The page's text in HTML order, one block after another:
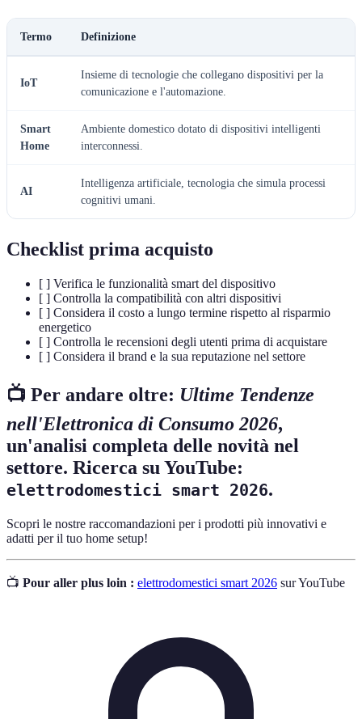
Termo Definizione
IoT
Insieme di tecnologie che collegano dispositivi per la
comunicazione e l'automazione.
Smart
Home
Ambiente domestico dotato di dispositivi intelligenti
interconnessi.
AI
Intelligenza artificiale, tecnologia che simula processi
cognitivi umani.
Checklist prima acquisto
[ ] Verifica le funzionalità smart del dispositivo
[ ] Controlla la compatibilità con altri dispositivi
[ ] Considera il costo a lungo termine rispetto al risparmio
energetico
[ ] Controlla le recensioni degli utenti prima di acquistare
[ ] Considera il brand e la sua reputazione nel settore
📺 Per andare oltre: Ultime Tendenze
nell'Elettronica di Consumo 2026,
un'analisi completa delle novità nel
settore. Ricerca su YouTube:
elettrodomestici smart 2026.
Scopri le nostre raccomandazioni per i prodotti più innovativi e
adatti per il tuo home setup!
📺 Pour aller plus loin : elettrodomestici smart 2026 sur YouTube